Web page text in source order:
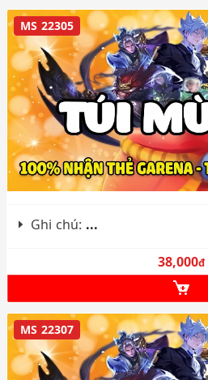
MS 22305
Ghi chú: ...
38,000đ
MS 22307